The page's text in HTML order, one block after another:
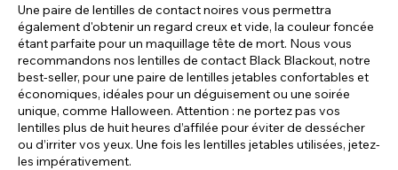
Une paire de lentilles de contact noires vous permettra
également d'obtenir un regard creux et vide, la couleur foncée
étant parfaite pour un maquillage tête de mort. Nous vous
recommandons nos lentilles de contact Black Blackout, notre
best-seller, pour une paire de lentilles jetables confortables et
économiques, idéales pour un déguisement ou une soirée
unique, comme Halloween. Attention : ne portez pas vos
lentilles plus de huit heures d’affilée pour éviter de dessécher
ou d’irriter vos yeux. Une fois les lentilles jetables utilisées, jetez-
les impérativement.